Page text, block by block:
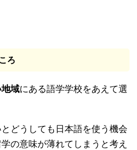
ろ
域にある語学学校をあえて選
どうしても日本語を使う機会
の意味が薄れてしまうと考え